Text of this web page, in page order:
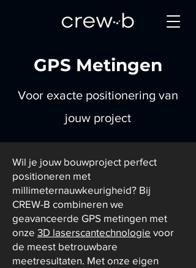
GPS Metingen
Voor exacte positionering van
jouw project
Wil je jouw bouwproject perfect
positioneren met
millimeternauwkeurigheid? Bij
CREW-B combineren we
geavanceerde GPS metingen met
onze 3D laserscantechnologie voor
de meest betrouwbare
meetresultaten. Met onze eigen